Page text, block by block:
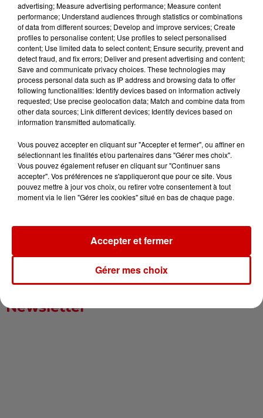
Aménager un school bus au
Canada et accueillir les bleus à
Boston,...
Born in the U.S.A - Bruce
Springsteen : la chanson que
l’Amérique...
Newsletter
advertising; Measure advertising performance; Measure content
performance; Understand audiences through statistics or combinations
of data from different sources; Develop and improve services; Create
profiles to personalise content; Use profiles to select personalised
content; Use limited data to select content; Ensure security, prevent and
detect fraud, and fix errors; Deliver and present advertising and content;
Save and communicate privacy choices. These technologies may
process personal data such as IP address and browsing data to offer
following functionalities: Identify devices based on information actively
requested; Use precise geolocation data; Match and combine data from
other data sources; Link different devices; Identify devices based on
information transmitted automatically.
Vous pouvez accepter en cliquant sur "Accepter et fermer", ou affiner en
sélectionnant les finalités et/ou partenaires dans "Gérer mes choix".
Vous pouvez également refuser en cliquant sur "Continuer sans
accepter". Vos préférences ne s'appliqueront que pour ce site. Vous
pouvez mettre à jour vos choix, ou retirer votre consentement à tout
moment via le lien "Gérer les cookies" situé en bas de chaque page.
Gérer mes choix
Accepter et fermer